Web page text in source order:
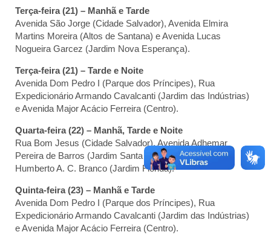
Terça-feira (21) – Manhã e Tarde
Avenida São Jorge (Cidade Salvador), Avenida Elmira
Martins Moreira (Altos de Santana) e Avenida Lucas
Nogueira Garcez (Jardim Nova Esperança).
Terça-feira (21) – Tarde e Noite
Avenida Dom Pedro I (Parque dos Príncipes), Rua
Expedicionário Armando Cavalcanti (Jardim das Indústrias)
e Avenida Major Acácio Ferreira (Centro).
Quarta-feira (22) – Manhã, Tarde e Noite
Rua Bom Jesus (Cidade Salvador), Avenida Adhemar
Pereira de Barros (Jardim Santa Maria) e Avenida Pres.
Humberto A. C. Branco (Jardim Flórida).
Quinta-feira (23) – Manhã e Tarde
Avenida Dom Pedro I (Parque dos Príncipes), Rua
Expedicionário Armando Cavalcanti (Jardim das Indústrias)
e Avenida Major Acácio Ferreira (Centro).